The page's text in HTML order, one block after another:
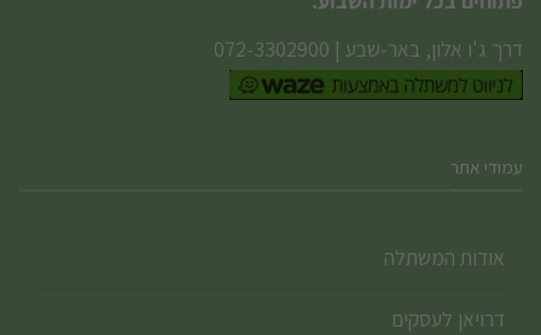
דרך ג'ו אלון, באר-שבע |
072-3302900
עמודי אתר
אודות המשתלה
דרויאן לעסקים